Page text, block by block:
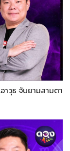
าวุธ จับยามสามตา